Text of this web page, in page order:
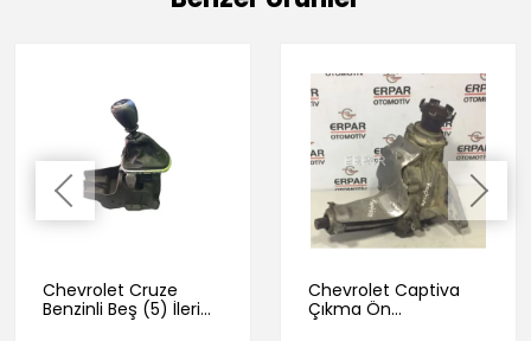
Chevrolet Cruze
Benzinli Beş (5) İleri
Chevrolet Captiva
Çıkma Ön